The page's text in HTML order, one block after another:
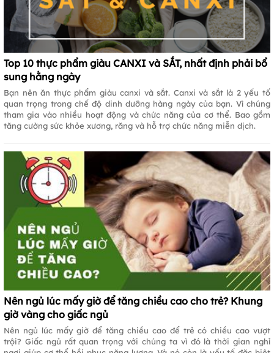
Top 10 thực phẩm giàu CANXI và SẮT, nhất định phải bổ
sung hằng ngày
Bạn nên ăn thực phẩm giàu canxi và sắt. Canxi và sắt là 2 yếu tố
quan trọng trong chế độ dinh dưỡng hàng ngày của bạn. Vì chúng
tham gia vào nhiều hoạt động và chức năng của cơ thể. Bao gồm
tăng cường sức khỏe xương, răng và hỗ trợ chức năng miễn dịch.
Nên ngủ lúc mấy giờ để tăng chiều cao cho trẻ? Khung
giờ vàng cho giấc ngủ
Nên ngủ lúc mấy giờ để tăng chiều cao để trẻ có chiều cao vượt
trội? Giấc ngủ rất quan trọng với chúng ta vì đó là thời gian nghỉ